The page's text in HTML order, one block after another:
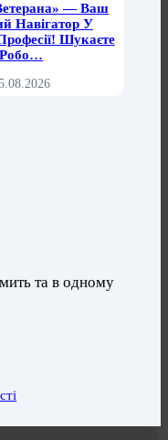
— Ваш
Навігатор У
Шукаєте
Робо…
та в одному